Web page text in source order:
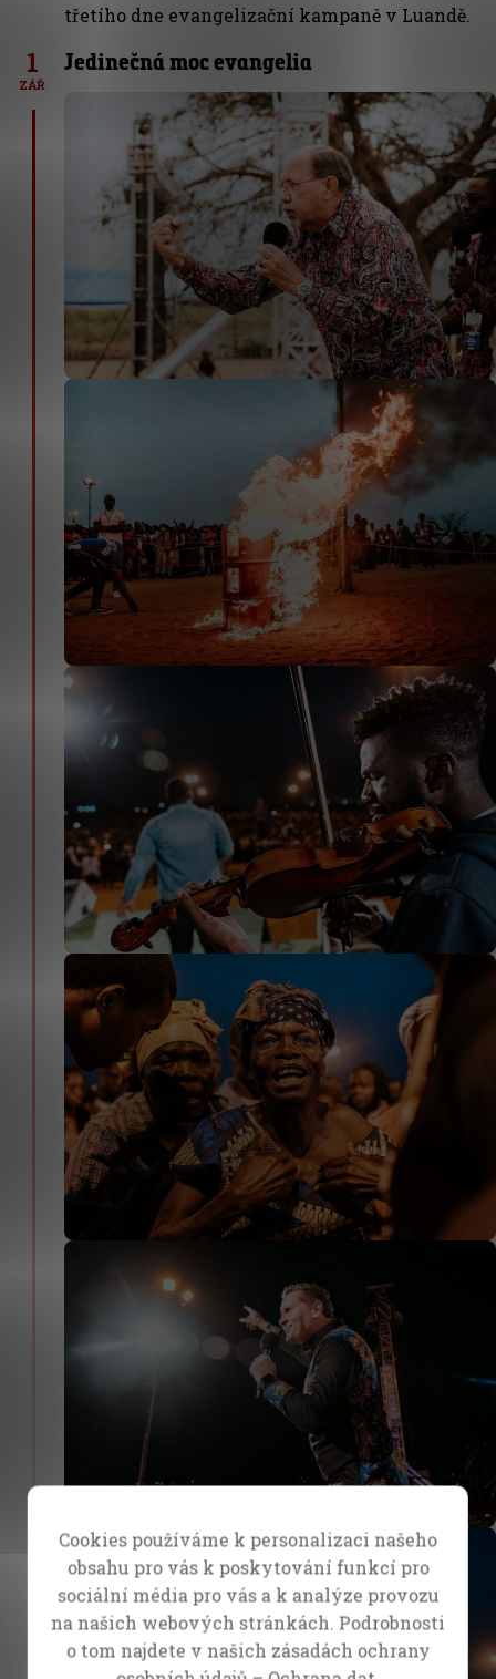
třetího dne evangelizační kampaně v Luandě.
1
ZÁŘ
Jedinečná moc evangelia
Cookies používáme k personalizaci našeho
obsahu pro vás k poskytování funkcí pro
sociální média pro vás a k analýze provozu
na našich webových stránkách. Podrobnosti
o tom najdete v našich zásadách ochrany